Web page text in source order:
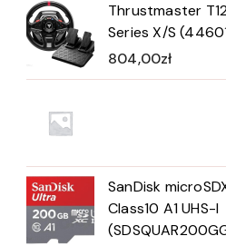
Thrustmaster
Series X/S
804,00zł
SanDisk
Class10 A1 UHS-I